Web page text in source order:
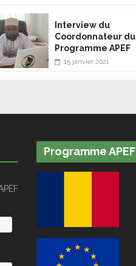
Interview du
Coordonnateur du
Programme APEF
15 janvier 2021
Programme APEF